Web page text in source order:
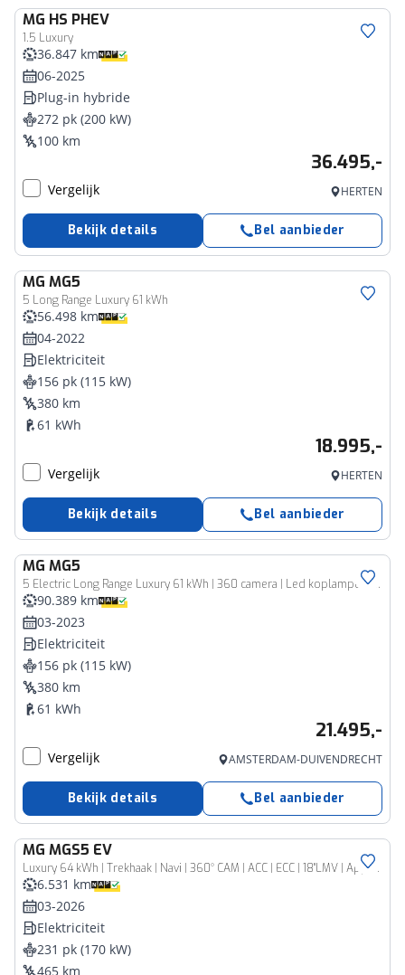
MG HS PHEV
1.5 Luxury
36.847 km
06-2025
Plug-in hybride
272 pk (200 kW)
100 km
36.495,-
Vergelijk HERTEN
Bekijk details Bel aanbieder
MG MG5
5 Long Range Luxury 61 kWh
56.498 km
04-2022
Elektriciteit
156 pk (115 kW)
380 km
61 kWh
18.995,-
Vergelijk HERTEN
Bekijk details Bel aanbieder
MG MG5
5 Electric Long Range Luxury 61 kWh | 360 camera | Led koplampen | Carplay | Kunstlederen bekleding | Stoelverwarming |
90.389 km
03-2023
Elektriciteit
156 pk (115 kW)
380 km
61 kWh
21.495,-
Vergelijk AMSTERDAM-DUIVENDRECHT
Bekijk details Bel aanbieder
MG MGS5 EV
Luxury 64 kWh | Trekhaak | Navi | 360° CAM | ACC | ECC | 18"LMV | Apple Carplay/Android Auto | Extra getint glas | DAB | BTW Auto |
6.531 km
03-2026
Elektriciteit
231 pk (170 kW)
465 km